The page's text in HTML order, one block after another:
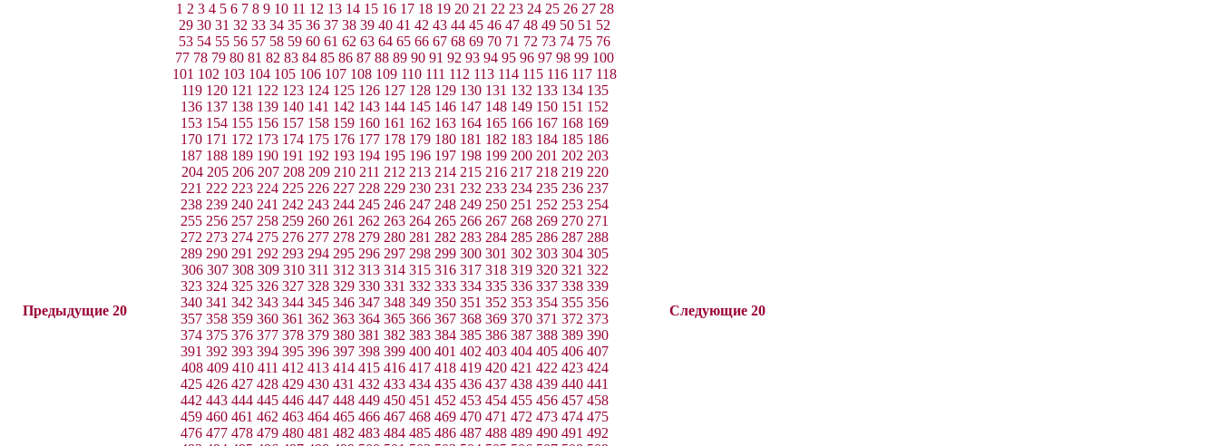
Предыдущие 20
1 2 3 4 5 6 7 8 9 10 11 12 13 14 15 16 17 18 19 20 21 22 23 24 25 26 27 28
29 30 31 32 33 34 35 36 37 38 39 40 41 42 43 44 45 46 47 48 49 50 51 52
53 54 55 56 57 58 59 60 61 62 63 64 65 66 67 68 69 70 71 72 73 74 75 76
77 78 79 80 81 82 83 84 85 86 87 88 89 90 91 92 93 94 95 96 97 98 99 100
101 102 103 104 105 106 107 108 109 110 111 112 113 114 115 116 117 118
119 120 121 122 123 124 125 126 127 128 129 130 131 132 133 134 135
136 137 138 139 140 141 142 143 144 145 146 147 148 149 150 151 152
153 154 155 156 157 158 159 160 161 162 163 164 165 166 167 168 169
170 171 172 173 174 175 176 177 178 179 180 181 182 183 184 185 186
187 188 189 190 191 192 193 194 195 196 197 198 199 200 201 202 203
204 205 206 207 208 209 210 211 212 213 214 215 216 217 218 219 220
221 222 223 224 225 226 227 228 229 230 231 232 233 234 235 236 237
238 239 240 241 242 243 244 245 246 247 248 249 250 251 252 253 254
255 256 257 258 259 260 261 262 263 264 265 266 267 268 269 270 271
272 273 274 275 276 277 278 279 280 281 282 283 284 285 286 287 288
289 290 291 292 293 294 295 296 297 298 299 300 301 302 303 304 305
306 307 308 309 310 311 312 313 314 315 316 317 318 319 320 321 322
323 324 325 326 327 328 329 330 331 332 333 334 335 336 337 338 339
340 341 342 343 344 345 346 347 348 349 350 351 352 353 354 355 356
357 358 359 360 361 362 363 364 365 366 367 368 369 370 371 372 373
374 375 376 377 378 379 380 381 382 383 384 385 386 387 388 389 390
391 392 393 394 395 396 397 398 399 400 401 402 403 404 405 406 407
408 409 410 411 412 413 414 415 416 417 418 419 420 421 422 423 424
425 426 427 428 429 430 431 432 433 434 435 436 437 438 439 440 441
442 443 444 445 446 447 448 449 450 451 452 453 454 455 456 457 458
459 460 461 462 463 464 465 466 467 468 469 470 471 472 473 474 475
476 477 478 479 480 481 482 483 484 485 486 487 488 489 490 491 492
Следующие 20